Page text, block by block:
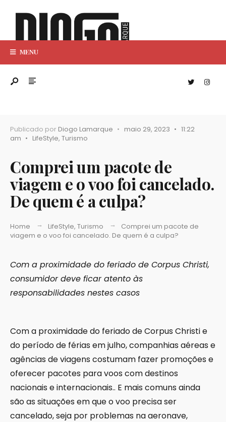
MENU
Publicado por Diogo Lamarque • maio 29, 2023 • 11:22
am • LifeStyle, Turismo
Comprei um pacote de
viagem e o voo foi cancelado.
De quem é a culpa?
Home LifeStyle, Turismo
Comprei um pacote de
viagem e o voo foi cancelado. De quem é a culpa?
Com a proximidade do feriado de Corpus Christi,
consumidor deve ficar atento às
responsabilidades nestes casos
Com a proximidade do feriado de Corpus Christi e
do período de férias em julho, companhias aéreas e
agências de viagens costumam fazer promoções e
oferecer pacotes para voos com destinos
nacionais e internacionais.. E mais comuns ainda
são as situações em que o voo precisa ser
cancelado, seja por problemas na aeronave,